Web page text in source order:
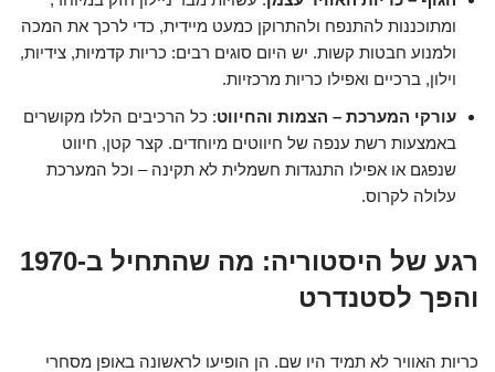
ומתוכננות להתנפח ולהתרוקן כמעט מיידית, כדי לרכך את המכה
ולמנוע חבטות קשות. יש היום סוגים רבים: כריות קדמיות, צידיות,
וילון, ברכיים ואפילו כריות מרכזיות.
עורקי המערכת – הצמות והחיווט: כל הרכיבים הללו מקושרים
באמצעות רשת ענפה של חיווטים מיוחדים. קצר קטן, חיווט
שנפגם או אפילו התנגדות חשמלית לא תקינה – וכל המערכת
עלולה לקרוס.
רגע של היסטוריה: מה שהתחיל ב-1970
והפך לסטנדרט
כריות האוויר לא תמיד היו שם. הן הופיעו לראשונה באופן מסחרי